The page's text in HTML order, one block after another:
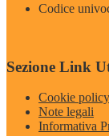
Codice
Sezione Link
Cookie policy
Note legali
Informativa